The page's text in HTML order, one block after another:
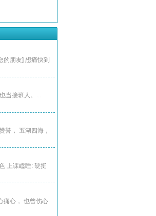
的朋友] 想痛快到
当接班人。...
誉， 五湖四海，
上课瞌睡: 硬挺
痛心， 也曾伤心